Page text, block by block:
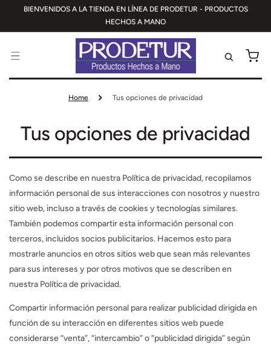
DIRECTAMENTE
BIENVENIDOS A LA TIENDA EN LÍNEA DE PRODETUR - PRODUCTOS
HECHOS A MANO
CARRITO
Home Tus opciones de privacidad
Tus opciones de privacidad
Como se describe en nuestra Política de privacidad, recopilamos
información personal de sus interacciones con nosotros y nuestro
sitio web, incluso a través de cookies y tecnologías similares.
También podemos compartir esta información personal con
terceros, incluidos socios publicitarios. Hacemos esto para
mostrarle anuncios en otros sitios web que sean más relevantes
para sus intereses y por otros motivos que se describen en
nuestra Política de privacidad.
Compartir información personal para realizar publicidad dirigida en
función de su interacción en diferentes sitios web puede
considerarse “venta”, “intercambio” o “publicidad dirigida” según